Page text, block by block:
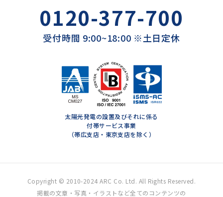
0120-377-700
受付時間 9:00~18:00 ※土日定休
太陽光発電の設置及びそれに係る
付帯サービス事業
（帯広支店・東京支店を除く）
Copyright © 2010-2024 ARC Co. Ltd. All Rights Reserved.
掲載の文章・写真・イラストなど全てのコンテンツの